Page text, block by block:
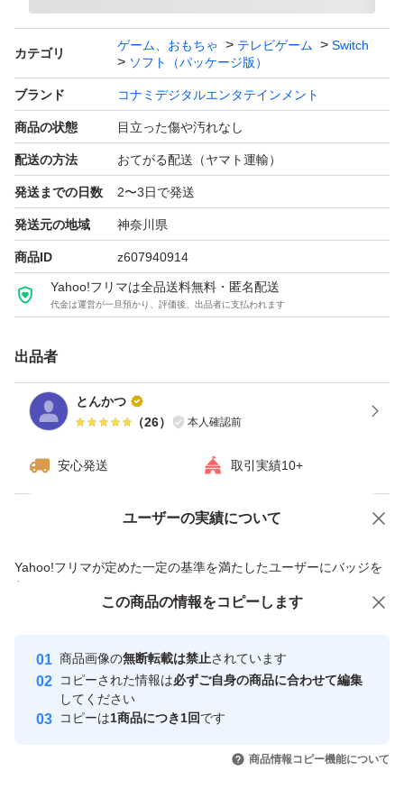
カテゴリ
ゲーム、おもちゃ テレビゲーム
Switch
ソフト（パッケージ版）
ブランド コナミデジタルエンタテインメント
商品の状態 目立った傷や汚れなし
配送の方法 おてがる配送（ヤマト運輸）
発送までの日数 2〜3日で発送
発送元の地域 神奈川県
商品ID z607940914
Yahoo!フリマは全品送料無料・匿名配送
代金は運営が一旦預かり、評価後、出品者に支払われます
出品者
とんかつ
（26） 本人確認前
安心発送 取引実績10+
ユーザーの実績について
Yahoo!フリマが定めた一定の基準を満たしたユーザーにバッジを
付与しています
安心取引出品者
心・安全なユーザーです
取引実績
引を完了させた実績があります
価格の相談 商品への質問
この商品の情報をコピーします
商品画像の無断転載は禁止されています
コピーされた情報は必ずご自身の商品に合わせて編集
してください
コピーは1商品につき1回です
商品情報コピー機能について
この商品をみている人にオススメ